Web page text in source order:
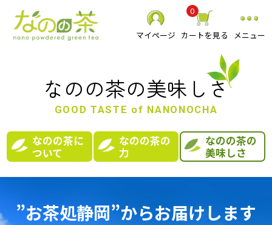
マイページ カートを見る
0
メニュー
なのの茶の美味しさ
GOOD TASTE of NANONOCHA
なのの茶に
ついて
なのの茶の
力
なのの茶の
美味しさ
”お茶処静岡”からお届けします
静岡県産 粉末緑茶
べにふうき粉末緑茶
スーパーミクロン健康緑茶
お抹茶